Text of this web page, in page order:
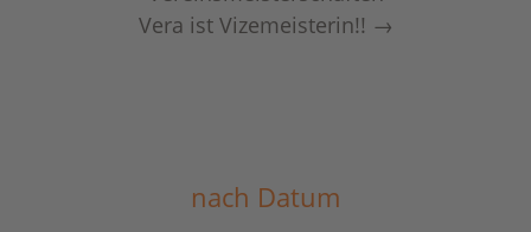
Vera ist Vizemeisterin!! →
nach Datum